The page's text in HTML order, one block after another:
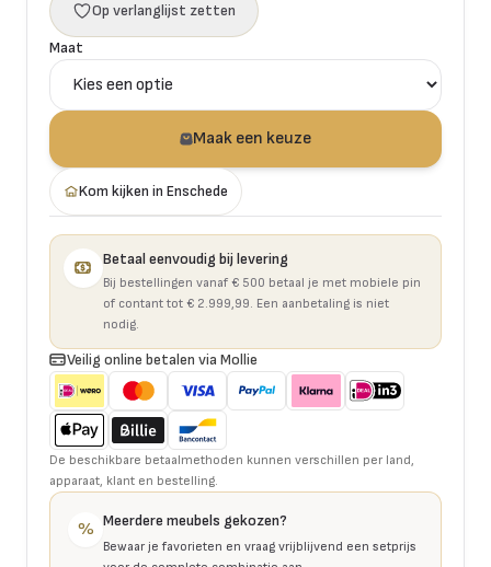
Op verlanglijst zetten
Maat
Maak een keuze
Kom kijken in Enschede
Betaal eenvoudig bij levering
Bij bestellingen vanaf € 500 betaal je met mobiele pin
of contant tot € 2.999,99. Een aanbetaling is niet
nodig.
Veilig online betalen via Mollie
De beschikbare betaalmethoden kunnen verschillen per land,
apparaat, klant en bestelling.
% Meerdere meubels gekozen?
Bewaar je favorieten en vraag vrijblijvend een setprijs